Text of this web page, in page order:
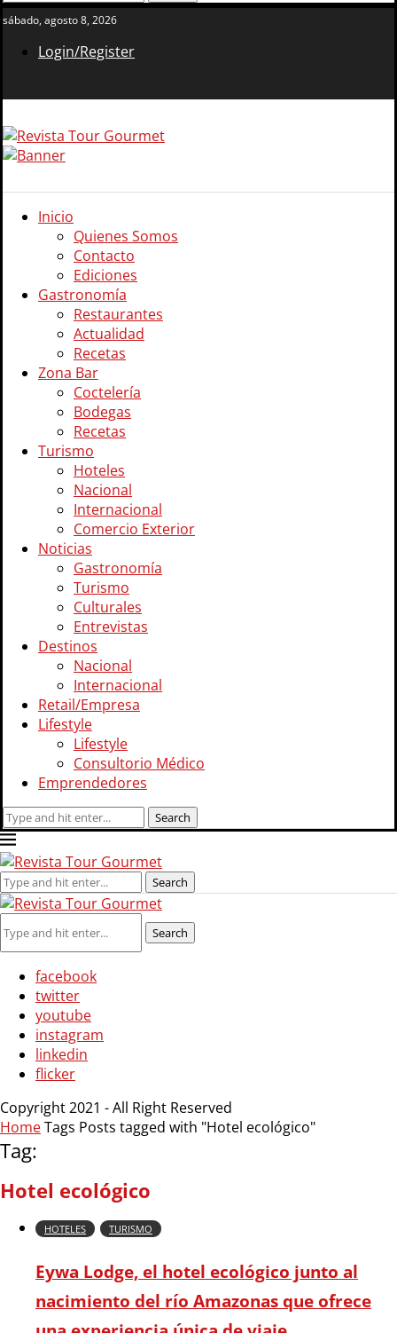
sábado, agosto 8, 2026
Login/Register
Inicio
Quienes Somos
Contacto
Ediciones
Gastronomía
Restaurantes
Actualidad
Recetas
Zona Bar
Coctelería
Bodegas
Recetas
Turismo
Hoteles
Nacional
Internacional
Comercio Exterior
Noticias
Gastronomía
Turismo
Culturales
Entrevistas
Destinos
Nacional
Internacional
Retail/Empresa
Lifestyle
Lifestyle
Consultorio Médico
Emprendedores
Search
facebook
twitter
youtube
instagram
linkedin
flicker
Copyright 2021 - All Right Reserved
HomeTags Posts tagged with "Hotel ecológico"
Tag:
Hotel ecológico
HOTELES TURISMO
Eywa Lodge, el hotel ecológico junto al
nacimiento del río Amazonas que ofrece